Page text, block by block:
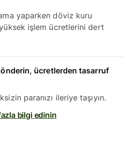
yaparken döviz kuru
yüksek işlem ücretlerini dert
ücretlerden tasarruf
paranızı ileriye taşıyın.
bilgi edinin